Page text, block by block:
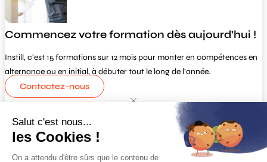
Commencez votre formation dès aujourd’hui !
Instill, c’est 15 formations sur 12 mois pour monter en compétences en
alternance ou en initial, à débuter tout le long de l’année.
Contactez-nous